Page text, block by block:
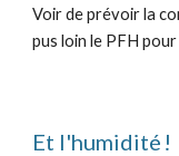
Voir de prévoir la
pus loin le PFH
Et l'humidité !